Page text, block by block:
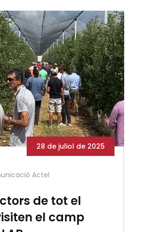
28 de juliol de 2025
Actel
de tot el
el camp